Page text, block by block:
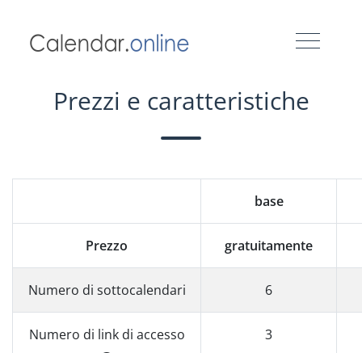
Prezzi e caratteristiche
base
Prezzo gratuitamente
Numero di sottocalendari 6
Numero di link di accesso 3